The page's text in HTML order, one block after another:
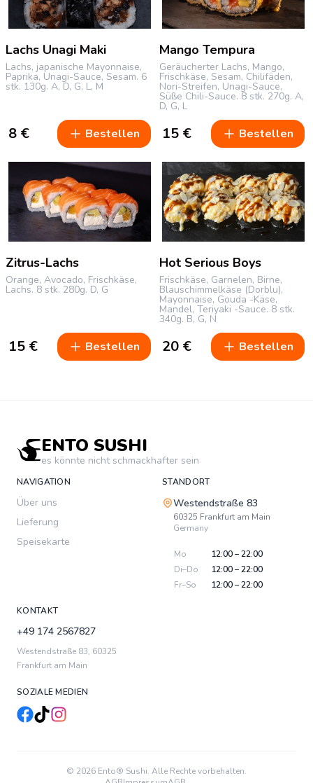
Lachs Unagi Maki
Lachs, japanische Mayonnaise,
Paprika, Unagi-Sauce, Sesam. 6
stk. 130g. A, D, G, L, M
8 € Bestellen
Mango Tempura
Geräucherter Lachs, Mango,
Frischkäse, Sesam, Chilifäden,
Nori-Streifen, Unagi-Sauce,
Süße Chili-Sauce. 8 stk. 270g. A,
D, G, L
15 € Bestellen
Zitrus-Lachs
Orange, Avocado, Frischkäse,
Lachs. 8 stk. 280g. D, G
15 € Bestellen
Hot Serious Boys
Frischkäse, Garnelen, Birne,
Blauschimmelkäse (Dorblu),
Mayonnaise, Gouda -Käse,
Mandel, Teriyaki -Sauce. 8 stk.
340g. B, G, N
20 € Bestellen
ENTO SUSHI
es könnte nicht schmackhafter sein
NAVIGATION
Über uns
Lieferung
Speisekarte
STANDORT
Westendstraße 83
60325 Frankfurt am Main
Germany
Mo
12:00 – 22:00
Di–Do
12:00 – 22:00
Fr–So
12:00 – 22:00
KONTAKT
+49 174 2567827
Westendstraße 83, 60325
Frankfurt am Main
SOZIALE MEDIEN
© 2026 Ento® Sushi. Alle Rechte vorbehalten.